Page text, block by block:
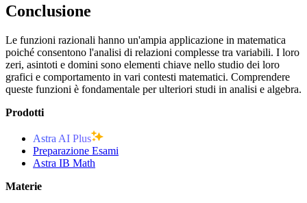
Conclusione
Le funzioni razionali hanno un'ampia applicazione in matematica
poiché consentono l'analisi di relazioni complesse tra variabili. I loro
zeri, asintoti e domini sono elementi chiave nello studio dei loro
grafici e comportamento in vari contesti matematici. Comprendere
queste funzioni è fondamentale per ulteriori studi in analisi e algebra.
Prodotti
Astra AI Plus
Preparazione Esami
Astra IB Math
Materie